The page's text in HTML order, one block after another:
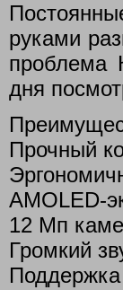
руками
проблема
дня
Прочный
AMOLED-
12 Мп
Громкий